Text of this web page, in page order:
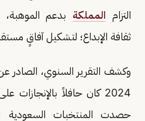
التزام المملكة بدعم الموهبة،
ثقافة الإبداع؛ لتشكيل آفاقٍ
وكشف التقرير السنوي،
2024 كان حافلاً
حصدت المنتخبات السعودية